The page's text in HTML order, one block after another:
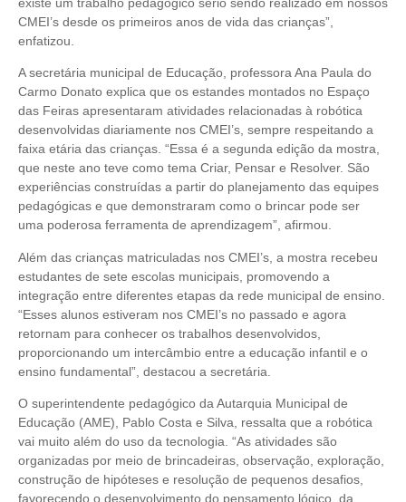
CMEI’s desde os primeiros anos de vida das crianças”,
enfatizou.
A secretária municipal de Educação, professora Ana Paula do
Carmo Donato explica que os estandes montados no Espaço
das Feiras apresentaram atividades relacionadas à robótica
desenvolvidas diariamente nos CMEI’s, sempre respeitando a
faixa etária das crianças. “Essa é a segunda edição da mostra,
que neste ano teve como tema Criar, Pensar e Resolver. São
experiências construídas a partir do planejamento das equipes
pedagógicas e que demonstraram como o brincar pode ser
uma poderosa ferramenta de aprendizagem”, afirmou.
Além das crianças matriculadas nos CMEI’s, a mostra recebeu
estudantes de sete escolas municipais, promovendo a
integração entre diferentes etapas da rede municipal de ensino.
“Esses alunos estiveram nos CMEI’s no passado e agora
retornam para conhecer os trabalhos desenvolvidos,
proporcionando um intercâmbio entre a educação infantil e o
ensino fundamental”, destacou a secretária.
O superintendente pedagógico da Autarquia Municipal de
Educação (AME), Pablo Costa e Silva, ressalta que a robótica
vai muito além do uso da tecnologia. “As atividades são
organizadas por meio de brincadeiras, observação, exploração,
construção de hipóteses e resolução de pequenos desafios,
favorecendo o desenvolvimento do pensamento lógico, da